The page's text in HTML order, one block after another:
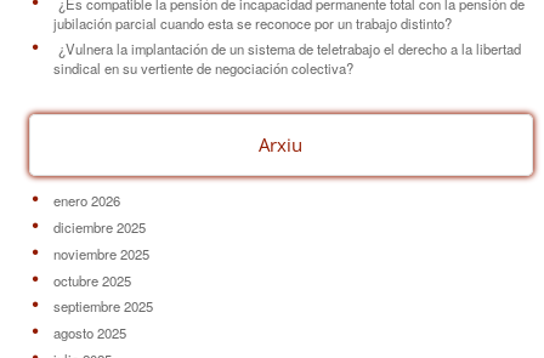
jubilación parcial cuando esta se reconoce por un trabajo distinto?
¿Vulnera la implantación de un sistema de teletrabajo el derecho a la libertad
sindical en su vertiente de negociación colectiva?
Arxiu
enero 2026
diciembre 2025
noviembre 2025
octubre 2025
septiembre 2025
agosto 2025